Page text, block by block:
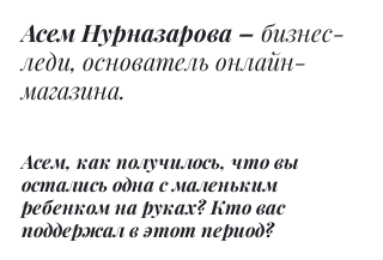
Асем Нурназарова – бизнес-
леди, основатель онлайн-
магазина.
Асем, как получилось, что вы
остались одна с маленьким
ребенком на руках? Кто вас
поддержал в этот период?